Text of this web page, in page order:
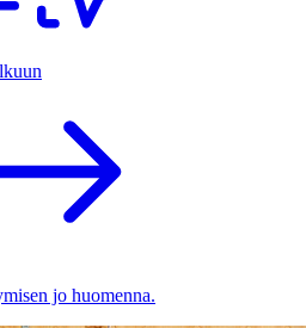
jo huomenna.